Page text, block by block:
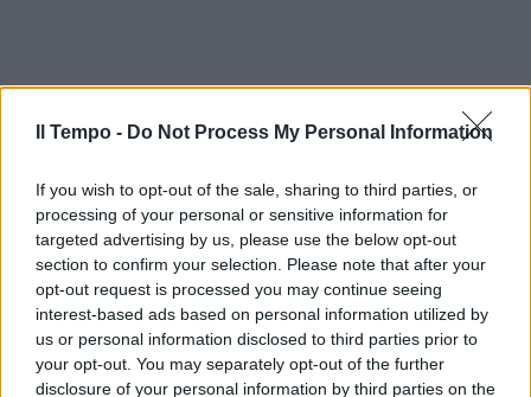
Il Tempo - Do Not Process My Personal Information
If you wish to opt-out of the sale, sharing to third parties, or
processing of your personal or sensitive information for
targeted advertising by us, please use the below opt-out
section to confirm your selection. Please note that after your
opt-out request is processed you may continue seeing
interest-based ads based on personal information utilized by
us or personal information disclosed to third parties prior to
your opt-out. You may separately opt-out of the further
disclosure of your personal information by third parties on the